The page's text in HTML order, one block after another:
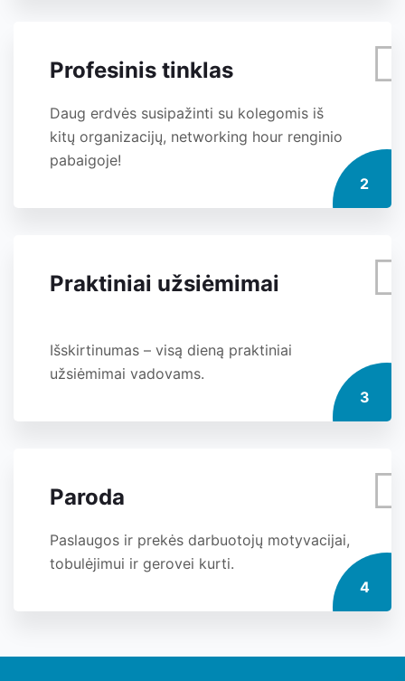
Profesinis tinklas
Daug erdvės susipažinti su kolegomis iš
kitų organizacijų, networking hour renginio
pabaigoje!
2
Praktiniai užsiėmimai
Išskirtinumas – visą dieną praktiniai
užsiėmimai vadovams.
3
Paroda
Paslaugos ir prekės darbuotojų motyvacijai,
tobulėjimui ir gerovei kurti.
4